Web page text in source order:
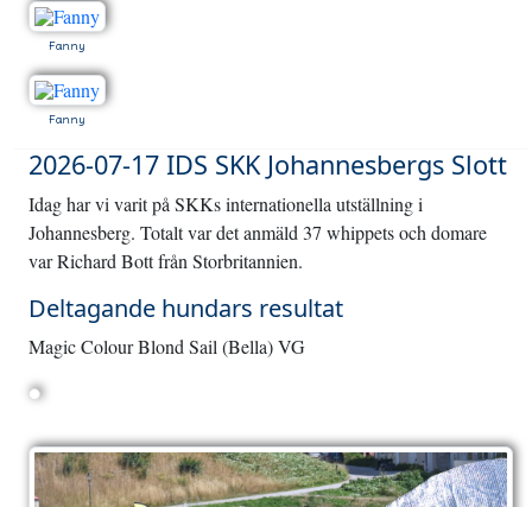
Fanny
Fanny
2026-07-17 IDS SKK Johannesbergs Slott
Idag har vi varit på SKKs internationella utställning i
Johannesberg. Totalt var det anmäld 37 whippets och domare
var Richard Bott från Storbritannien.
Deltagande hundars resultat
Magic Colour Blond Sail (Bella) VG